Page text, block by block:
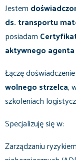
Jestem
ds. transportu
posiadam
aktywnego
Łączę doświadczenie
wolnego strzelca,
szkoleniach
Specjalizuję się w:
Zarządzaniu